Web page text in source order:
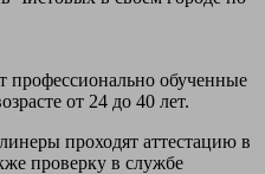
профессионально обученные
от 24 до 40 лет.
проходят аттестацию в
проверку в службе